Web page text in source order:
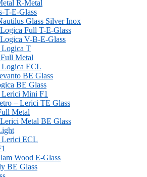
R-Metal
T-E-Glass
Glass Silver Inox
Full T-E-Glass
V-B-E-Glass
Logica T
Metal
Logica ECL
BE Glass
BE Glass
Lerici Mini F1
– Lerici TE Glass
Metal
Metal BE Glass
Lerici ECL
Wood E-Glass
BE Glass